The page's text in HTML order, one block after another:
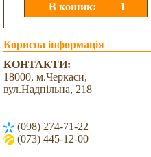
Корисна інформація
КОНТАКТИ:
18000, м.Черкаси,
вул.Надпільна, 218
(098) 274-71-22
(073) 445-12-00